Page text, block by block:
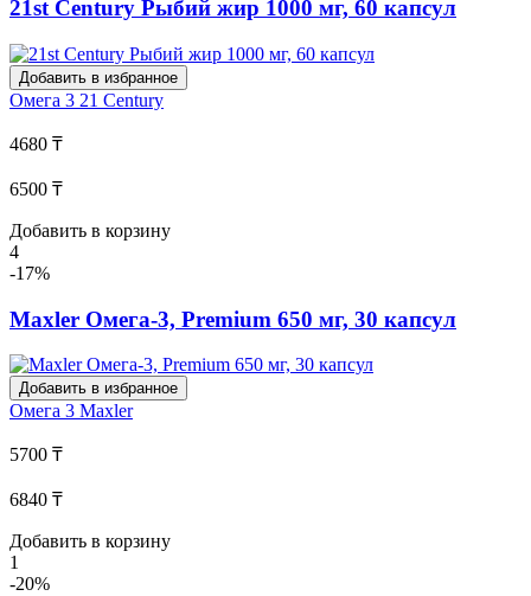
21st Century Рыбий жир 1000 мг, 60 капсул
Добавить в избранное
Омега 3 21 Century
4680 ₸
6500 ₸
Добавить в корзину
4
-17%
Maxler Омега-3, Premium 650 мг, 30 капсул
Добавить в избранное
Омега 3 Maxler
5700 ₸
6840 ₸
Добавить в корзину
1
-20%